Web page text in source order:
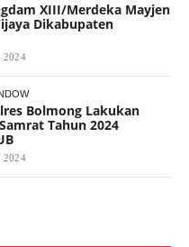
XIII/Merdeka Mayjen
Dikabupaten
2024
Bolmong Lakukan
Tahun 2024
2024